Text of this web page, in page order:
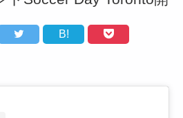
B!